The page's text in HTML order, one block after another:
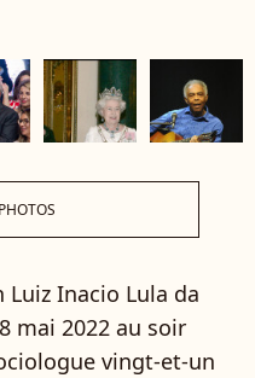
Inacio Lula da
mai 2022 au soir
vingt-et-un